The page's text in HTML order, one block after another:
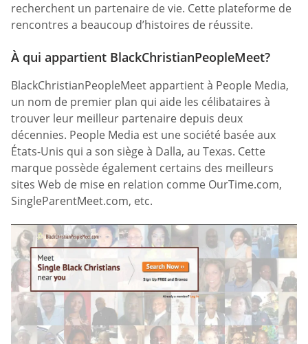
recherchent un partenaire de vie. Cette plateforme de
rencontres a beaucoup d’histoires de réussite.
À qui appartient BlackChristianPeopleMeet?
BlackChristianPeopleMeet appartient à People Media,
un nom de premier plan qui aide les célibataires à
trouver leur meilleur partenaire depuis deux
décennies. People Media est une société basée aux
États-Unis qui a son siège à Dalla, au Texas. Cette
marque possède également certains des meilleurs
sites Web de mise en relation comme OurTime.com,
SingleParentMeet.com, etc.